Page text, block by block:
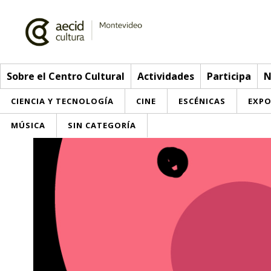
Sobre el Centro Cultural Actividades Participa
CIENCIA Y TECNOLOGÍA CINE ESCÉNICAS
MÚSICA SIN CATEGORÍA
Sobre el Centro Cultural
Red AECID
Instalaciones
Actividades
This week
Inscriptions
Envíanos tu propuesta
Buzón de sugerencias
Convocatorias